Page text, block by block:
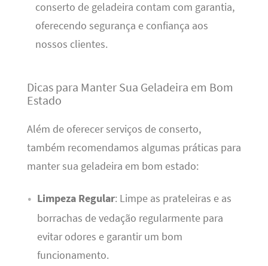
conserto de geladeira contam com garantia,
oferecendo segurança e confiança aos
nossos clientes.
Dicas para Manter Sua Geladeira em Bom
Estado
Além de oferecer serviços de conserto,
também recomendamos algumas práticas para
manter sua geladeira em bom estado:
Limpeza Regular: Limpe as prateleiras e as
borrachas de vedação regularmente para
evitar odores e garantir um bom
funcionamento.